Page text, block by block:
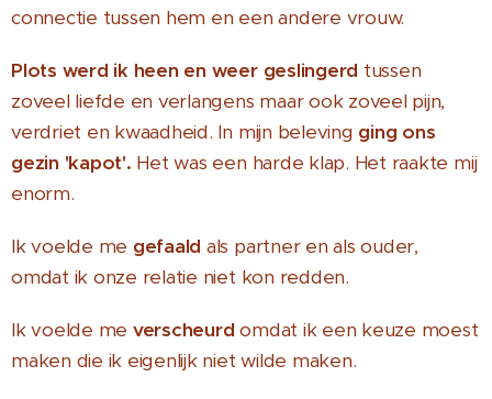
connectie tussen hem en een andere vrouw.
Plots werd ik heen en weer geslingerd tussen
zoveel liefde en verlangens maar ook zoveel pijn,
verdriet en kwaadheid. In mijn beleving ging ons
gezin 'kapot'. Het was een harde klap. Het raakte mij
enorm.
Ik voelde me gefaald als partner en als ouder,
omdat ik onze relatie niet kon redden.
Ik voelde me verscheurd omdat ik een keuze moest
maken die ik eigenlijk niet wilde maken.